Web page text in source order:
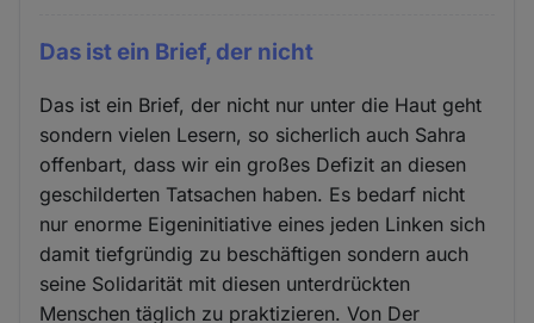
Das ist ein Brief, der nicht
Das ist ein Brief, der nicht nur unter die Haut geht
sondern vielen Lesern, so sicherlich auch Sahra
offenbart, dass wir ein großes Defizit an diesen
geschilderten Tatsachen haben. Es bedarf nicht
nur enorme Eigeninitiative eines jeden Linken sich
damit tiefgründig zu beschäftigen sondern auch
seine Solidarität mit diesen unterdrückten
Menschen täglich zu praktizieren. Von Der